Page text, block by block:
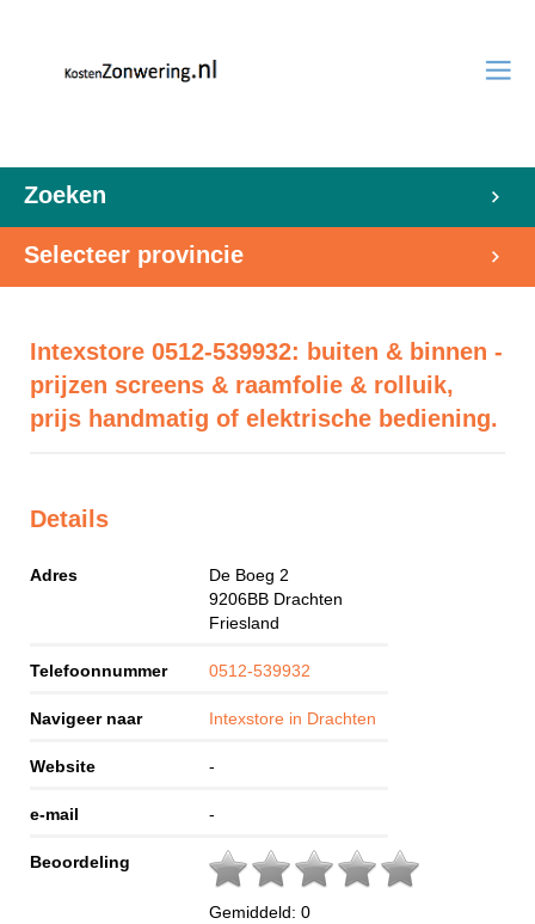
Zoeken
Selecteer provincie
Intexstore 0512-539932: buiten & binnen -
prijzen screens & raamfolie & rolluik,
prijs handmatig of elektrische bediening.
Details
Adres
De Boeg 2
9206BB Drachten
Friesland
Telefoonnummer 0512-539932
Navigeer naar Intexstore in Drachten
Website -
e-mail -
Beoordeling
Gemiddeld: 0